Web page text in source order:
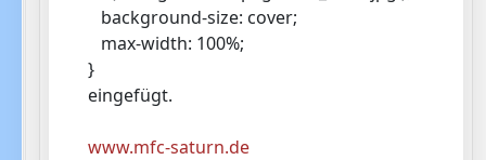
background-size: cover;
max-width: 100%;
}
eingefügt.
www.mfc-saturn.de